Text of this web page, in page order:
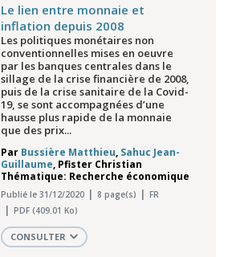
Le lien entre monnaie et
inflation depuis 2008
Les politiques monétaires non
conventionnelles mises en oeuvre
par les banques centrales dans le
sillage de la crise financière de 2008,
puis de la crise sanitaire de la Covid-
19, se sont accompagnées d’une
hausse plus rapide de la monnaie
que des prix...
Par Bussière Matthieu, Sahuc Jean-
Guillaume, Pfister Christian
Thématique: Recherche économique
Publié le 31/12/2020 8 page(s)
FR
PDF (409.01 Ko)
CONSULTER